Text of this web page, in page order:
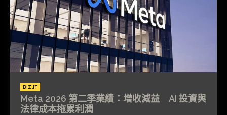
BIZ.IT
Meta 2026 第二季業績：增收減益 AI 投資與
法律成本拖累利潤